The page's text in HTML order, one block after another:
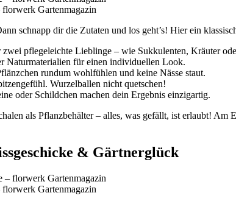
Gartenmagazin
schnapp dir die Zutaten und los geht’s! Hier ein
zwei pflegeleichte Lieblinge – wie Sukkulenten, Kräuter
Naturmaterialien für einen individuellen Look.
rundum wohlfühlen und keine Nässe staut.
Wurzelballen nicht quetschen!
oder Schildchen machen dein Ergebnis einzigartig.
als Pflanzbehälter – alles, was gefällt, ist erlaubt!
& Gärtnerglück
Gartenmagazin